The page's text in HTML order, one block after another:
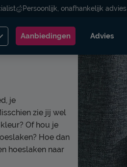
Persoonlijk, onafhankelijk advies
Aanbiedingen Advies
je
zie jij wel
Of hou je
Hoe dan
hoeslaken naar